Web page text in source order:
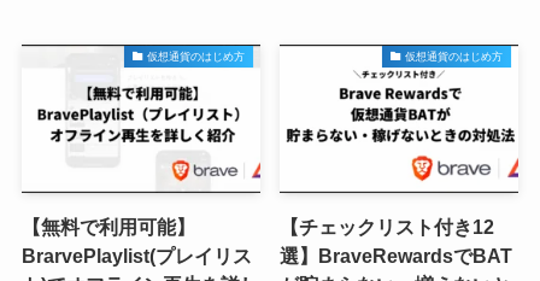
仮想通貨のはじめ方
【無料で利用可能】
BrarvePlaylist(プレイリス
仮想通貨のはじめ方
【チェックリスト付き12
選】BraveRewardsでBAT